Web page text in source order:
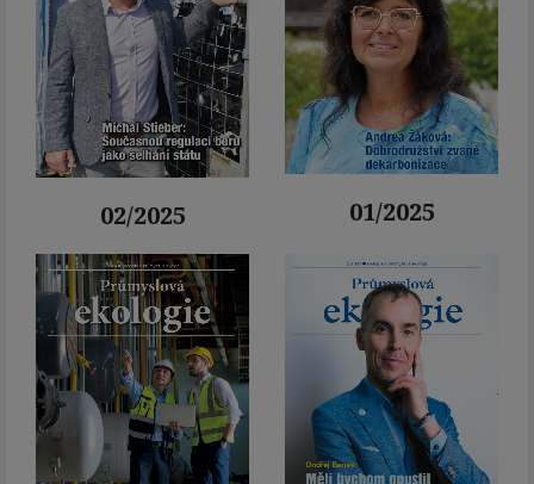
02/2025 01/2025